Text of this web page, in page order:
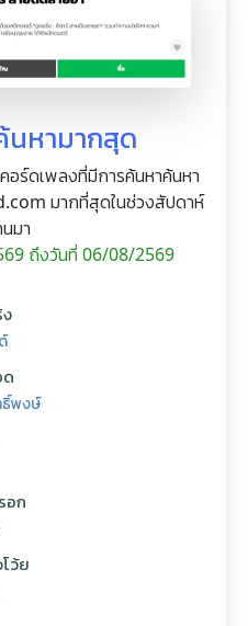
นหามากสุด
อร์ดเพลงที่มีการค้นหาค้นหา
มากที่สุดในช่วงสัปดาห์
มา
ถึงวันที่ 06/08/2569
พงษ์
อก
ว้ย